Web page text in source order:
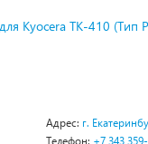
Kyocera TK-410 (Тип
Адрес: г.
Телефон: +7 343